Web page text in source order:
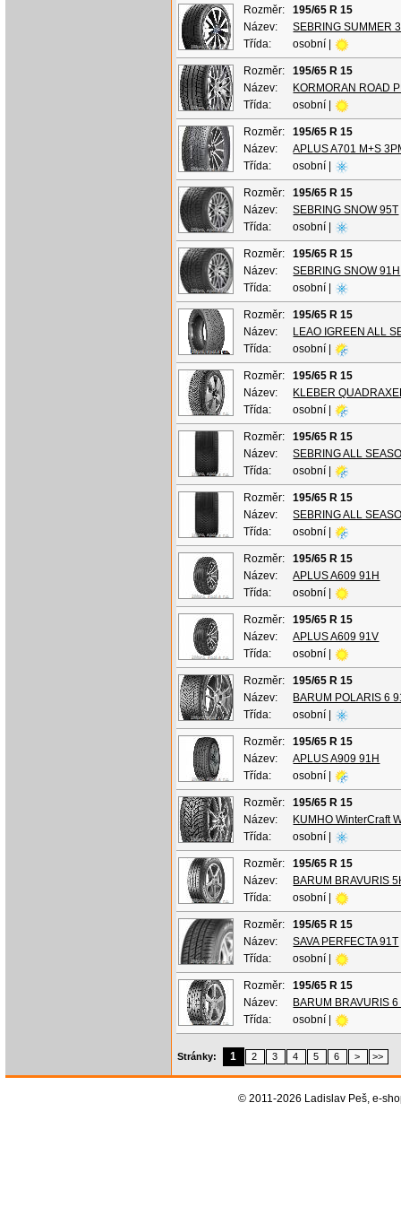
Rozměr:
195/65 R 15
Název:
SEBRING SUMMER
Třída:
osobní |
Rozměr:
195/65 R 15
Název:
KORMORAN ROAD
Třída:
osobní |
Rozměr:
195/65 R 15
Název:
APLUS A701 M+S
Třída:
osobní |
Rozměr:
195/65 R 15
Název:
SEBRING SNOW 95T
Třída:
osobní |
Rozměr:
195/65 R 15
Název:
SEBRING SNOW 91H
Třída:
osobní |
Rozměr:
195/65 R 15
Název:
LEAO IGREEN ALL
Třída:
osobní |
Rozměr:
195/65 R 15
Název:
KLEBER
Třída:
osobní |
Rozměr:
195/65 R 15
Název:
SEBRING ALL
Třída:
osobní |
Rozměr:
195/65 R 15
Název:
SEBRING ALL
Třída:
osobní |
Rozměr:
195/65 R 15
Název:
APLUS A609 91H
Třída:
osobní |
Rozměr:
195/65 R 15
Název:
APLUS A609 91V
Třída:
osobní |
Rozměr:
195/65 R 15
Název:
BARUM POLARIS 6
Třída:
osobní |
Rozměr:
195/65 R 15
Název:
APLUS A909 91H
Třída:
osobní |
Rozměr:
195/65 R 15
Název:
KUMHO WinterCraft
Třída:
osobní |
Rozměr:
195/65 R 15
Název:
BARUM BRAVURIS
Třída:
osobní |
Rozměr:
195/65 R 15
Název:
SAVA PERFECTA 91T
Třída:
osobní |
Rozměr:
195/65 R 15
Název:
BARUM BRAVURIS
Třída:
osobní |
Stránky: 1 2 3 4 5 6 > >>
© 2011-2026 Ladislav Peš, e-